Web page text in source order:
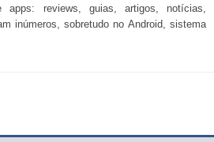
apps: reviews, guias, artigos, notícias,
inúmeros, sobretudo no Android, sistema